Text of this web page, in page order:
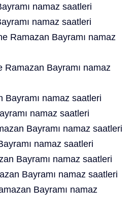
namaz saatleri
namaz saatleri
Ramazan Bayramı namaz
Ramazan Bayramı namaz
Bayramı namaz saatleri
namaz saatleri
Bayramı namaz saatleri
namaz saatleri
Bayramı namaz saatleri
Bayramı namaz saatleri
Bayramı namaz